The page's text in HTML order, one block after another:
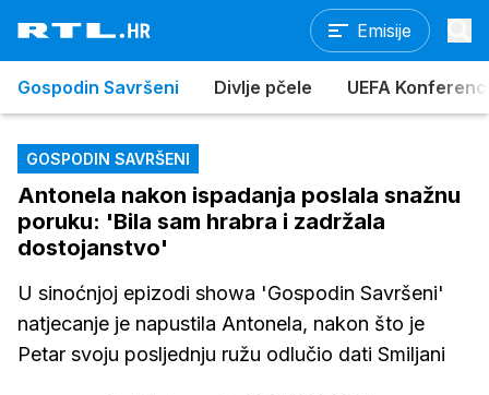
Emisije
Gospodin Savršeni Divlje pčele UEFA
GOSPODIN SAVRŠENI
Antonela nakon ispadanja poslala snažnu
poruku: 'Bila sam hrabra i zadržala
dostojanstvo'
U sinoćnjoj epizodi showa 'Gospodin Savršeni'
natjecanje je napustila Antonela, nakon što je
Petar svoju posljednju ružu odlučio dati Smiljani